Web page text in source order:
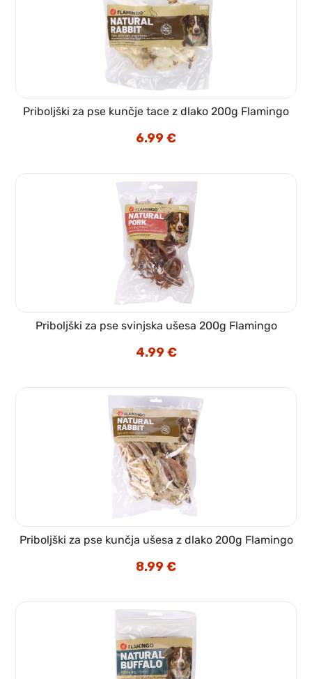
Priboljški za pse kunčje tace z dlako 200g Flamingo
6.99€
Priboljški za pse svinjska ušesa 200g Flamingo
4.99€
Priboljški za pse kunčja ušesa z dlako 200g Flamingo
8.99€